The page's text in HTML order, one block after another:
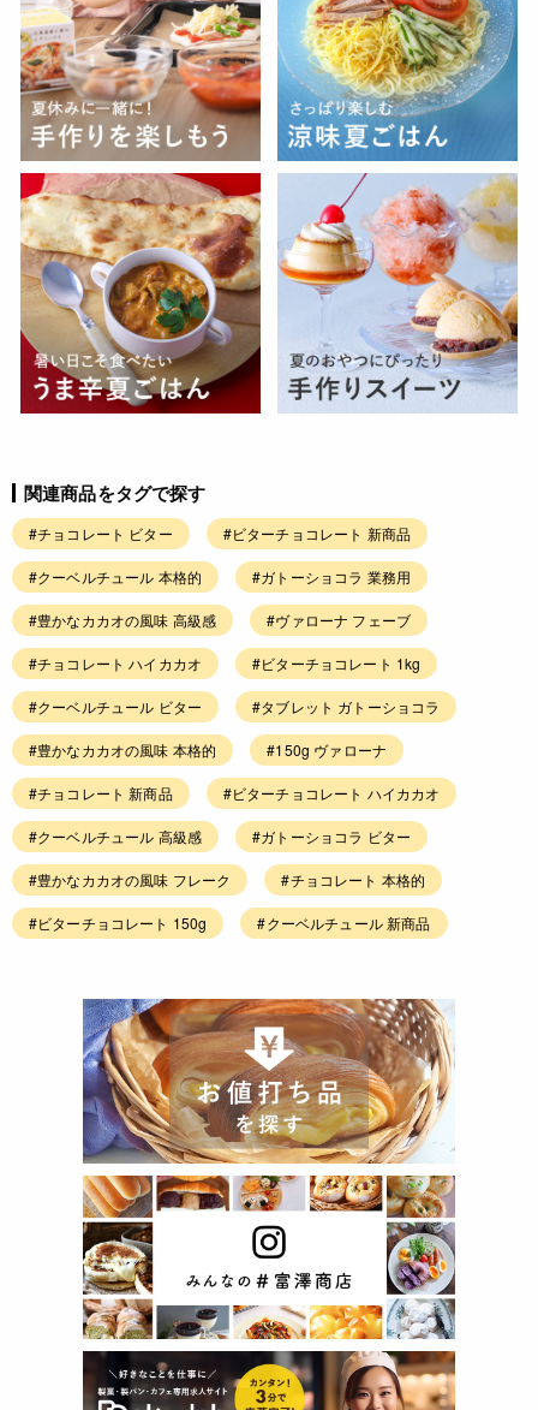
関連商品をタグで探す
#チョコレート ビター #ビターチョコレート 新商品
#クーベルチュール 本格的 #ガトーショコラ 業務用
#豊かなカカオの風味 高級感 #ヴァローナ フェーブ
#チョコレート ハイカカオ #ビターチョコレート 1kg
#クーベルチュール ビター #タブレット ガトーショコラ
#豊かなカカオの風味 本格的 #150g ヴァローナ
#チョコレート 新商品 #ビターチョコレート ハイカカオ
#クーベルチュール 高級感 #ガトーショコラ ビター
#豊かなカカオの風味 フレーク #チョコレート 本格的
#ビターチョコレート 150g #クーベルチュール 新商品